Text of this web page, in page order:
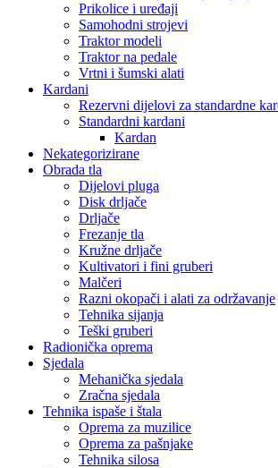
Prikolice i uređaji
Samohodni strojevi
Traktor modeli
Traktor na pedale
Vrtni i šumski alati
Kardani
Rezervni dijelovi za standardne
Standardni kardani
Kardan
Nekategorizirane
Obrada tla
Dijelovi pluga
Disk drljače
Drljače
Frezanje tla
Kružne drljače
Kultivatori i fini gruberi
Malčeri
Razni okopači i alati za održavanje
Tehnika sijanja
Teški gruberi
Radionička oprema
Sjedala
Mehanička sjedala
Zračna sjedala
Tehnika ispaše i štala
Oprema za muzilice
Oprema za pašnjake
Tehnika silosa